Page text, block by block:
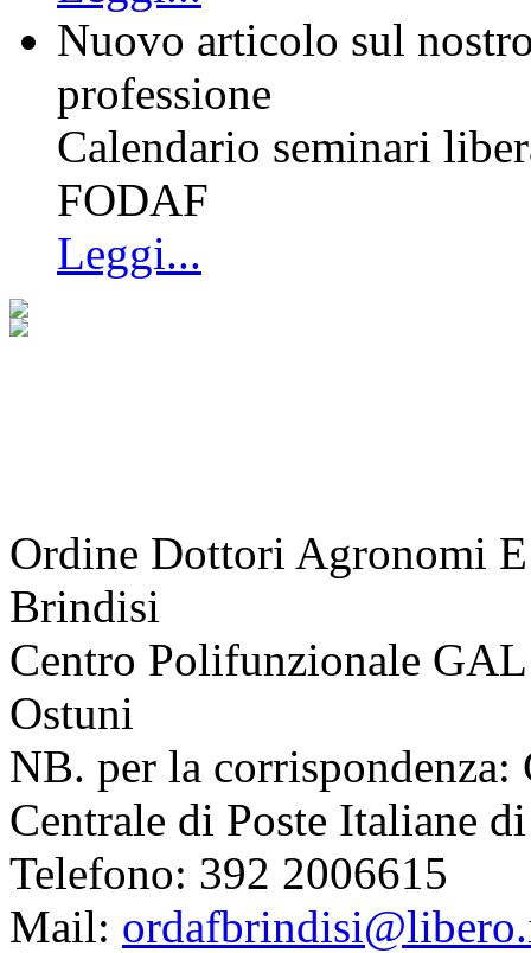
Nuovo articolo sul
professione
Calendario seminari
FODAF
Leggi...
Ordine Dottori Agronomi
Brindisi
Centro Polifunzionale
Ostuni
NB. per la
Centrale di Poste Italiane
Telefono: 392 2006615
Mail: